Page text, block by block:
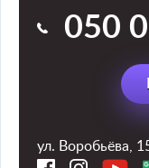
050
ул. Воробьёва,